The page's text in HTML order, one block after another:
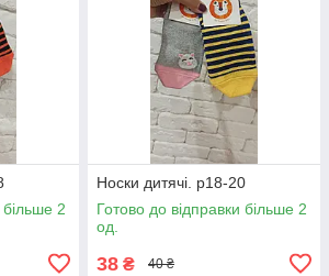
більше 2
Носки дитячі. р18-20
Готово до відправки більше 2
од.
38 ₴ 40 ₴